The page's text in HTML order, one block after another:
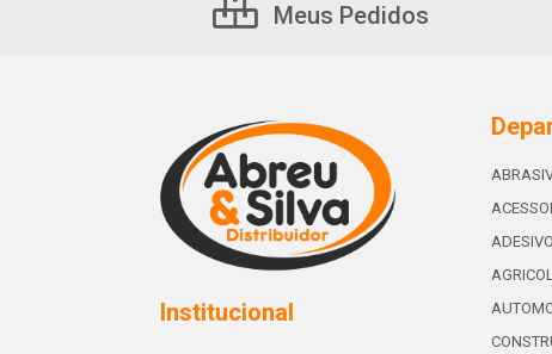
Meus Pedidos
Institucional